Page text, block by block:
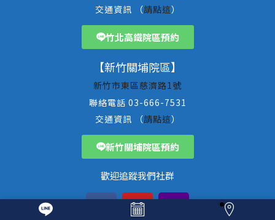
交通資訊 （請點這）
竹北高鐵院區預約
【新竹關埔院區】
新竹市東區慈濟路1號
聯絡電話 03-666-7531
交通資訊 （請點這）
新竹關埔院區預約
歡迎追蹤我們社群